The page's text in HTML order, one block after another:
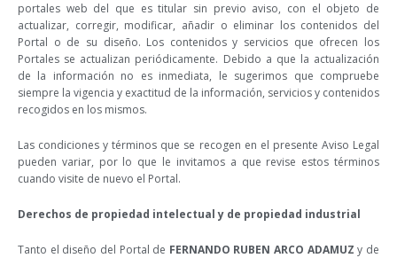
portales web del que es titular sin previo aviso, con el objeto de
actualizar, corregir, modificar, añadir o eliminar los contenidos del
Portal o de su diseño. Los contenidos y servicios que ofrecen los
Portales se actualizan periódicamente. Debido a que la actualización
de la información no es inmediata, le sugerimos que compruebe
siempre la vigencia y exactitud de la información, servicios y contenidos
recogidos en los mismos.
Las condiciones y términos que se recogen en el presente Aviso Legal
pueden variar, por lo que le invitamos a que revise estos términos
cuando visite de nuevo el Portal.
Derechos de propiedad intelectual y de propiedad industrial
Tanto el diseño del Portal de FERNANDO RUBEN ARCO ADAMUZy de